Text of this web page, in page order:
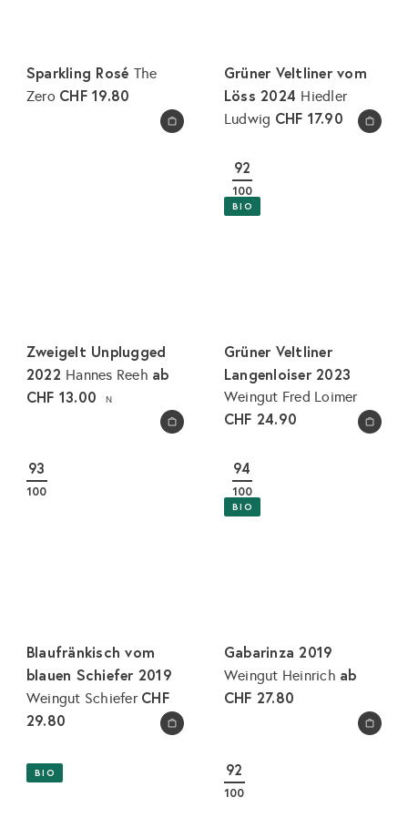
In den Warenkorb legen
Sparkling Rosé The
Zero CHF 19.80
In den Warenkorb legen
Grüner Veltliner vom
Löss 2024 Hiedler
Ludwig CHF 17.90
In den Warenkorb legen
Zweigelt Unplugged
2022 Hannes Reeh ab
CHF 13.00
N
In den Warenkorb legen
92
100
BIO
Grüner Veltliner
Langenloiser 2023
Weingut Fred Loimer
CHF 24.90
In den Warenkorb legen
93
100
Blaufränkisch vom
blauen Schiefer 2019
Weingut Schiefer CHF
29.80
In den Warenkorb legen
94
100
BIO
Gabarinza 2019
Weingut Heinrich ab
CHF 27.80
BIO 92
100